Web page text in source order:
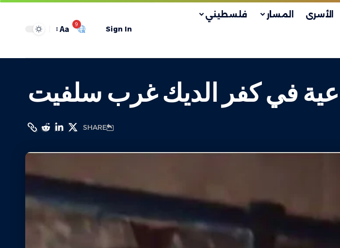
الأسرى المسار فلسطيني
Sign In
9
Aa
في كفر الديك غرب سلفيت
SHARE